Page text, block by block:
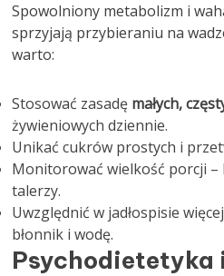
Spowolniony metabolizm i
sprzyjają przybieraniu na
warto:
Stosować zasadę małych,
żywieniowych dziennie.
Unikać cukrów prostych i
Monitorować wielkość porcji –
talerzy.
Uwzględnić w jadłospisie
błonnik i wodę.
Psychodietetyka